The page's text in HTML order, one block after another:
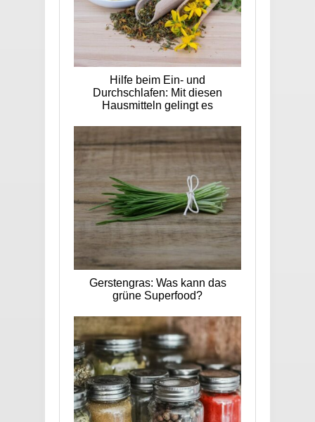
Hilfe beim Ein- und
Durchschlafen: Mit diesen
Hausmitteln gelingt es
Gerstengras: Was kann das
grüne Superfood?